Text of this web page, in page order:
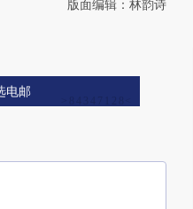
版面编辑：林韵诗
电邮